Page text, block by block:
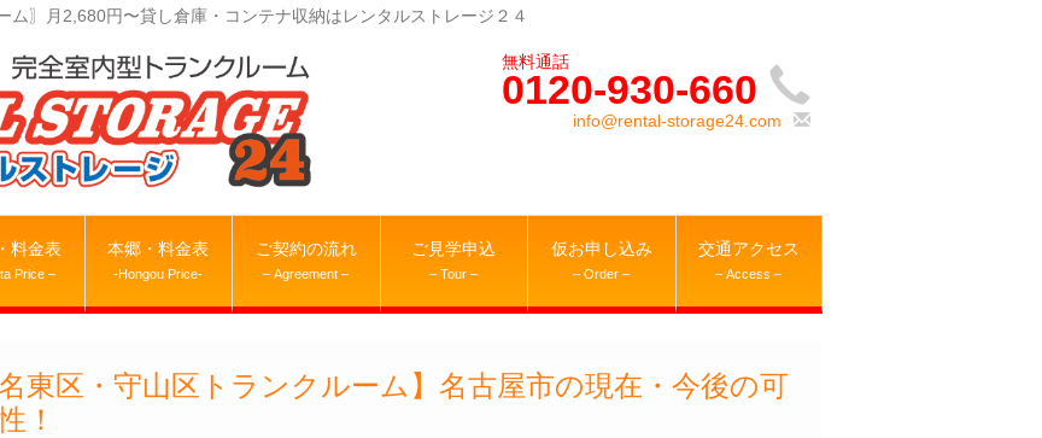
〗月2,680円〜貸し倉庫・コンテナ収納はレンタルストレージ２４
0120-930-660
info@rental-storage24.com
料金表
Price –
本郷・料金表
-Hongou Price-
ご契約の流れ
– Agreement –
ご見学申込
– Tour –
仮お申し込み
– Order –
交通アクセス
– Access –
名東区・守山区トランクルーム】名古屋市の現在・今後の可
！